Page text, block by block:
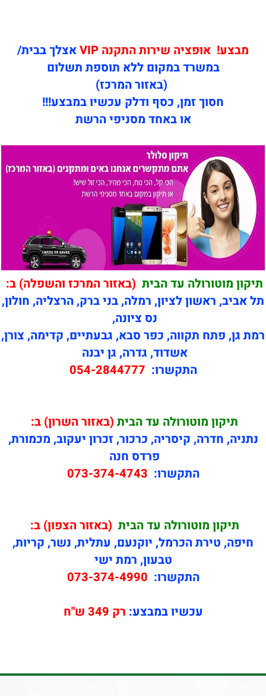
מבצע! אופציה שירות התקנה VIP
אצלך בבית/
במשרד במקום ללא תוספת תשלום
(באזור המרכז)
חסוך זמן, כסף ודלק עכשיו במבצע!!!
או באחד מסניפי הרשת
תיקון מוטורולה עד הבית (באזור המרכז והשפלה) ב:
תל אביב, ראשון לציון, רמלה, בני ברק, הרצליה, חולון,
נס ציונה,
רמת גן, פתח תקווה, כפר סבא, גבעתיים, קדימה, צורן,
אשדוד, גדרה, גן יבנה
התקשרו: 054-2844777
תיקון מוטורולה עד הבית (באזור השרון) ב:
נתניה, חדרה, קיסריה, כרכור, זכרון יעקוב, מכמורת,
פרדס חנה
התקשרו: 073-374-4743
תיקון מוטורולה עד הבית (באזור הצפון) ב:
חיפה, טירת הכרמל, יוקנעם, עתלית, נשר, קריות,
טבעון, רמת ישי
התקשרו: 073-374-4990
עכשיו במבצע: רק 349 ש"ח